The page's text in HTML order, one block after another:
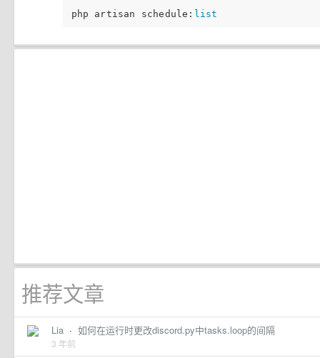
php artisan schedule: list
推荐文章
Lia · 如何在运行时更改discord.py中tasks.loop的间隔
3 年前